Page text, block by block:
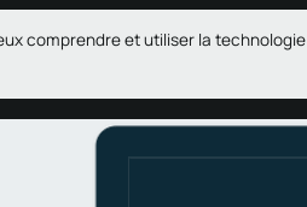
comprendre et utiliser la technologie